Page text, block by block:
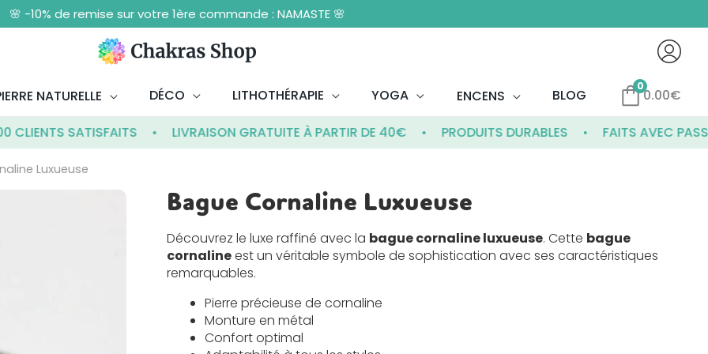
🌸 -10% de remise sur votre 1ère commande : NAMASTE 🌸
NATURELLE DÉCO LITHOTHÉRAPIE YOGA ENCENS BLOG
0
0.00€
SATISFAITS LIVRAISON GRATUITE À PARTIR DE 40€ PRODUITS DURABLES FAITS AVEC PASSION
Luxueuse
Bague Cornaline Luxueuse
Découvrez le luxe raffiné avec la bague cornaline luxueuse. Cette bague
cornalineest un véritable symbole de sophistication avec ses caractéristiques
remarquables.
Pierre précieuse de cornaline
Monture en métal
Confort optimal
quantité
de
Bague
Cornaline
Luxueuse